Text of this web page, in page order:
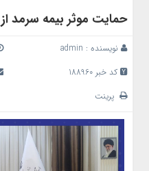
حمایت موثر بیمه سرمد
نویسنده : admin
کد خبر 188960
پرینت